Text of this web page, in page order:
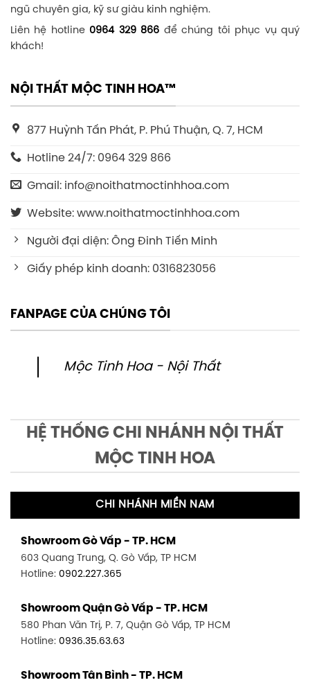
ngũ chuyên gia, kỹ sư giàu kinh nghiệm.
Liên hệ hotline 0964 329 866 để chúng tôi phục vụ quý
khách!
NỘI THẤT MỘC TINH HOA™
877 Huỳnh Tấn Phát, P. Phú Thuận, Q. 7, HCM
Hotline 24/7: 0964 329 866
Gmail: info@noithatmoctinhhoa.com
Website: www.noithatmoctinhhoa.com
Người đại diện: Ông Đinh Tiến Minh
Giấy phép kinh doanh: 0316823056
FANPAGE CỦA CHÚNG TÔI
Mộc Tinh Hoa - Nội Thất
HỆ THỐNG CHI NHÁNH NỘI THẤT
MỘC TINH HOA
CHI NHÁNH MIỀN NAM
Showroom Gò Vấp - TP. HCM
603 Quang Trung, Q. Gò Vấp, TP HCM
Hotline: 0902.227.365
Showroom Quận Gò Vấp - TP. HCM
580 Phan Văn Trị, P. 7, Quận Gò Vấp, TP HCM
Hotline: 0936.35.63.63
Showroom Tân Bình - TP. HCM